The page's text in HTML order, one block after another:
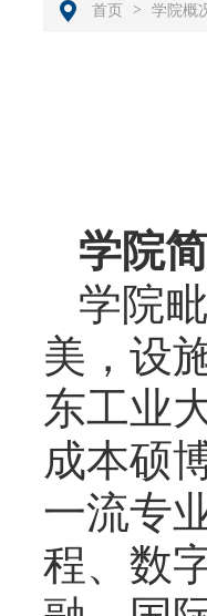
首页 > 学院概
学院
学院
美，设
东工业
成本硕
一流专
程、数